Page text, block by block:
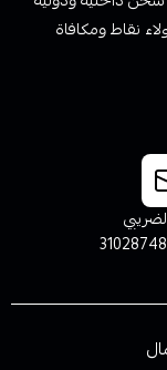
نقاط ومكافاة